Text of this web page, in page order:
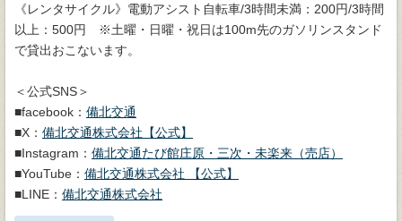
《レンタサイクル》電動アシスト自転車/3時間未満：200円/3時間
以上：500円 ※土曜・日曜・祝日は100m先のガソリンスタンド
で貸出おこないます。
＜公式SNS＞
■facebook： 備北交通
■X： 備北交通株式会社【公式】
■Instagram： 備北交通たび館庄原・三次・未楽来（売店）
■YouTube： 備北交通株式会社 【公式】
■LINE： 備北交通株式会社